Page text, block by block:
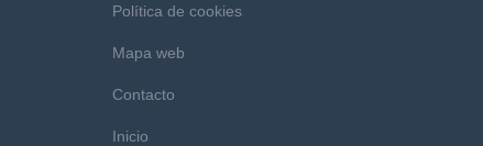
Política de cookies
Mapa web
Contacto
Inicio